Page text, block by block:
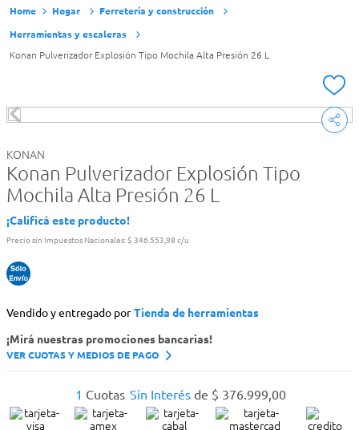
Hogar
Ferretería y construcción
Herramientas y escaleras
Konan Pulverizador Explosión Tipo Mochila Alta Presión 26 L
KONAN
Konan Pulverizador Explosión Tipo
Mochila Alta Presión 26 L
¡Calificá este producto!
Precio sin Impuestos Nacionales:$ 346.553,98 c/u
Vendido y entregado por Tienda de herramientas
¡Mirá nuestras promociones bancarias!
VER CUOTAS Y MEDIOS DE PAGO
1 Cuotas Sin Interésde $ 376.999,00
Cerveza
Doves